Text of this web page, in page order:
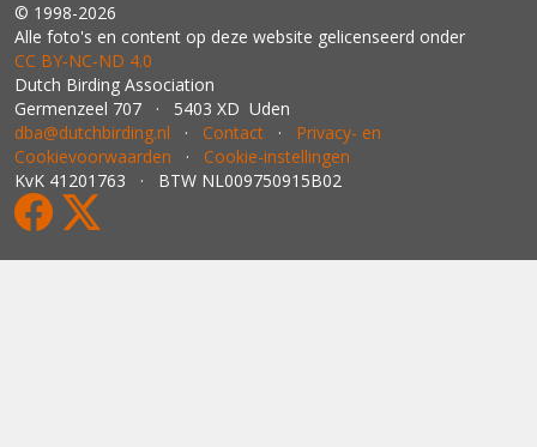
© 1998-2026
Alle foto's en content op deze website gelicenseerd onder
CC BY‑NC‑ND 4.0
Dutch Birding Association
Germenzeel 707 · 5403 XD Uden
dba@dutchbirding.nl · Contact · Privacy- en
Cookievoorwaarden · Cookie-instellingen
KvK 41201763 · BTW NL009750915B02